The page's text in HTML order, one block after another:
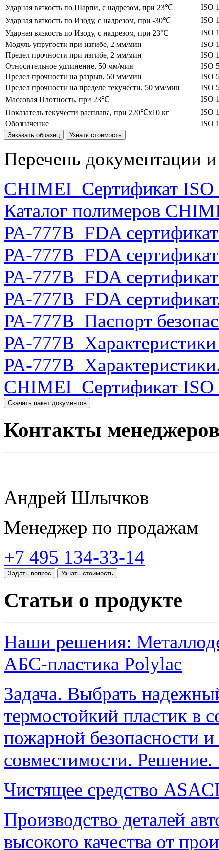
Ударная вязкость по Шарпи, с надрезом, при 23℃
ISO
Ударная вязкость по Изоду, с надрезом, при -30℃
ISO
Ударная вязкость по Изоду, с надрезом, при 23℃
ISO
Модуль упругости при изгибе, 2 мм/мин
ISO
Предел прочности при изгибе, 2 мм/мин
ISO
Относительное удлинение, 50 мм/мин
ISO
Предел прочности на разрыв, 50 мм/мин
ISO
Предел прочности на пределе текучести, 50 мм/мин
ISO
Массовая Плотность, при 23℃
ISO
Показатель текучести расплава, при 220℃x10 кг
ISO
Обозначение
ISO
Заказать образец Узнать стоимость
Перечень документации
CHIMEI_Сертификат
Каталог полимеров
РА-777B_FDA
РА-777B_FDA
РА-777B_FDA
РА-777B_FDA
РА-777B_Паспорт
РА-
РА-
CHIMEI_Сертификат ISO
Скачать пакет документов
Контакты менеджеров
Андрей Шлычков
Менеджер по продажам
+7 495 134-33-14
Задать вопрос Узнать стоимость
Статьи о продукте
Наши решения:
АБС-пластика Polylac
Задача. Выбрать
термостойкий пластик в
пожарной безопасности
совместимости.
Чистящее средство
Производство деталей
высокого качества от